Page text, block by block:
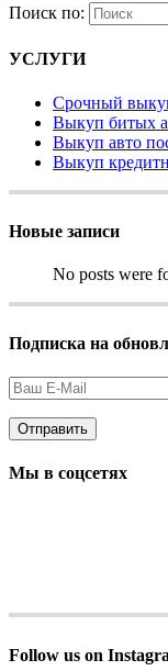
Поиск по:
УСЛУГИ
Срочный
Выкуп битых
Выкуп авто
Выкуп
Новые записи
No posts were
Подписка на
Мы в соцсетях
Follow us on